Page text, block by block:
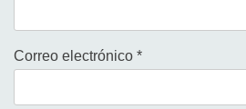
Correo electrónico *